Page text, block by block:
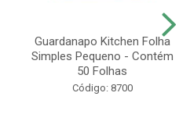
Guardanapo Kitchen Folha
Simples Pequeno - Contém
50 Folhas
Código: 8700